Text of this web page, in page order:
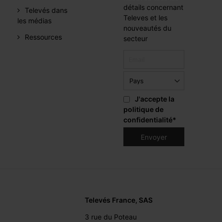
Televés dans
les médias
Ressources
détails concernant
Televes et les
nouveautés du
secteur
J'accepte la
politique de
confidentialité*
Televés France, SAS
3 rue du Poteau